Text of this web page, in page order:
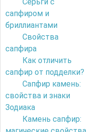
сапфиром и
бриллиантами
Свойства
сапфира
Как отличить
сапфир от подделки?
Сапфир камень:
свойства и знаки
Зодиака
Камень сапфир: